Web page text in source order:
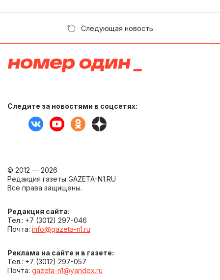
Следующая новость
Следите за новостями в соцсетях:
© 2012 — 2026
Редакция газеты GAZETA-N1.RU
Все права защищены.
Редакция сайта:
Тел.: +7 (3012) 297-046
Почта: info@gazeta-n1.ru
Реклама на сайте и в газете:
Тел.: +7 (3012) 297-057
Почта: gazeta-n1@yandex.ru